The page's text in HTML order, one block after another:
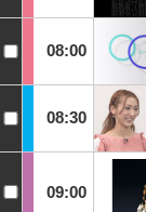
08:00
08:30
09:00